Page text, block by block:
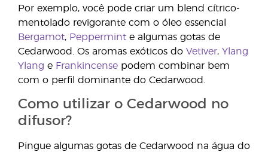
Por exemplo, você pode criar um blend cítrico-
mentolado revigorante com o óleo essencial
Bergamot, Peppermint e algumas gotas de
Cedarwood. Os aromas exóticos do Vetiver, Ylang
Ylang e Frankincense podem combinar bem
com o perfil dominante do Cedarwood.
Como utilizar o Cedarwood no
difusor?
Pingue algumas gotas de Cedarwood na água do